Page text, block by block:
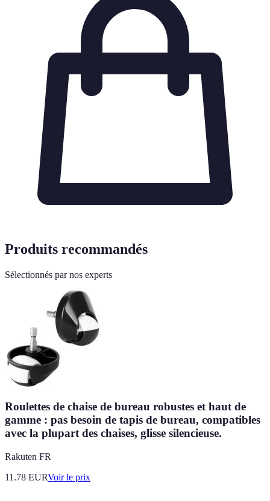
Produits recommandés
Sélectionnés par nos experts
Roulettes de chaise de bureau robustes et haut de
gamme : pas besoin de tapis de bureau, compatibles
avec la plupart des chaises, glisse silencieuse.
Rakuten FR
11.78 EURVoir le prix